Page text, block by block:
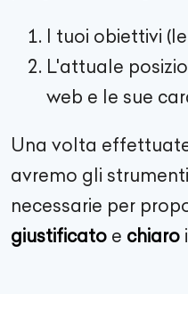
I tuoi obiettivi
L'attuale
web e le sue
Una volta
avremo gli
necessarie per
giustificato e chiaro